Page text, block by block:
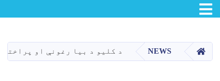
دانګل
Toggle navigation
کور NEWS د کليو د بيا رغونې او